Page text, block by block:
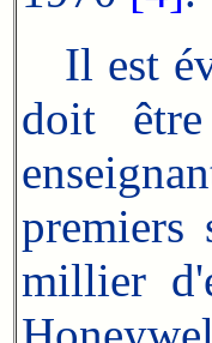
Il est
doit
premiers
millier